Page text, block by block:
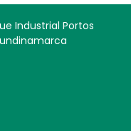
Industrial Portos